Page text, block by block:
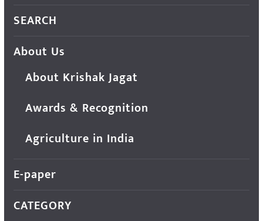
SEARCH
About Us
About Krishak Jagat
Awards & Recognition
Agriculture in India
E-paper
CATEGORY